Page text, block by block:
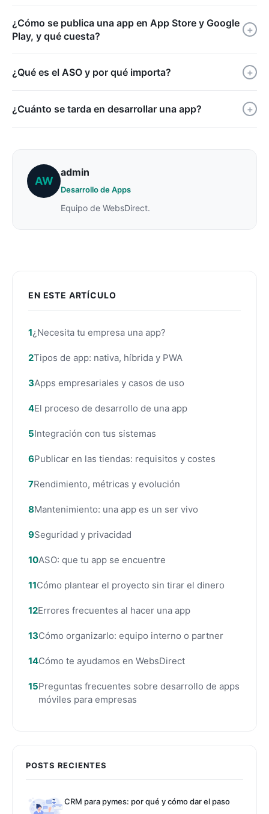
EN ESTE ARTÍCULO
¿Necesita tu empresa una app?
Tipos de app: nativa, híbrida y PWA
Apps empresariales y casos de uso
El proceso de desarrollo de una app
Integración con tus sistemas
Publicar en las tiendas: requisitos y costes
Rendimiento, métricas y evolución
Mantenimiento: una app es un ser vivo
Seguridad y privacidad
ASO: que tu app se encuentre
Cómo plantear el proyecto sin tirar el dinero
Errores frecuentes al hacer una app
Cómo organizarlo: equipo interno o partner
Cómo te ayudamos en WebsDirect
Preguntas frecuentes sobre desarrollo de apps
móviles para empresas
POSTS RECIENTES
CRM para pymes: por qué y cómo dar el paso
¿Cómo se publica una app en App Store y Google
Play, y qué cuesta?
+
¿Qué es el ASO y por qué importa? +
¿Cuánto se tarda en desarrollar una app? +
AW
admin
Desarrollo de Apps
Equipo de WebsDirect.